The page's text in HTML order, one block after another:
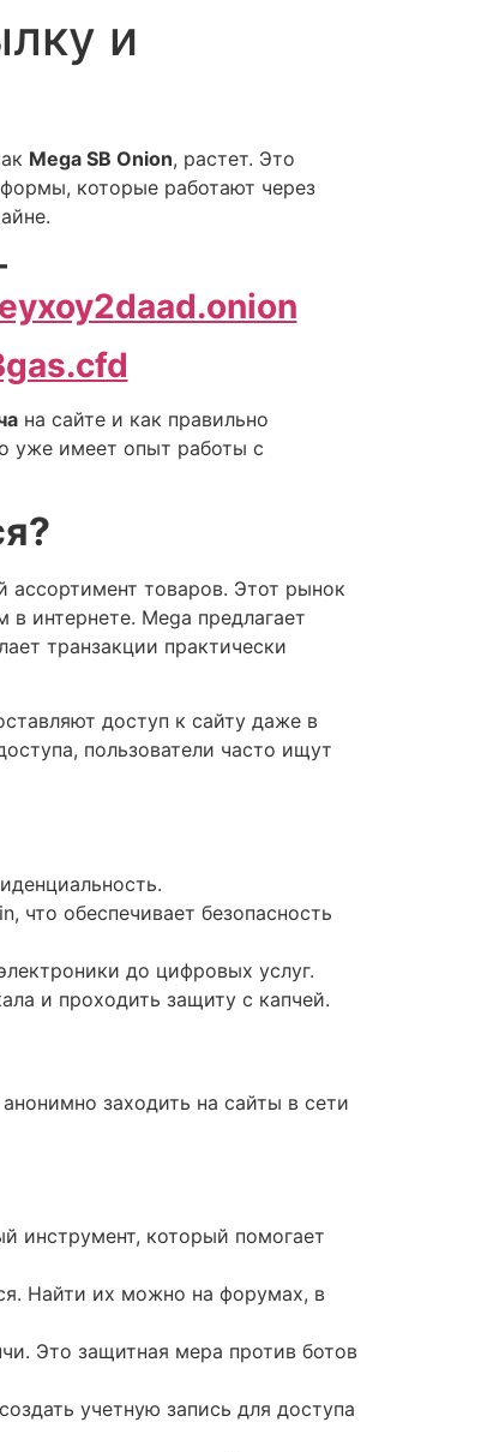
и
Mega SB Onion, растет. Это
которые работают через
на сайте и как правильно
уже имеет опыт работы с
товаров. Этот рынок
интернете. Mega предлагает
транзакции практически
доступ к сайту даже в
пользователи часто ищут
что обеспечивает безопасность
до цифровых услуг.
и проходить защиту с капчей.
заходить на сайты в сети
инструмент, который помогает
Найти их можно на форумах, в
Это защитная мера против ботов
учетную запись для доступа